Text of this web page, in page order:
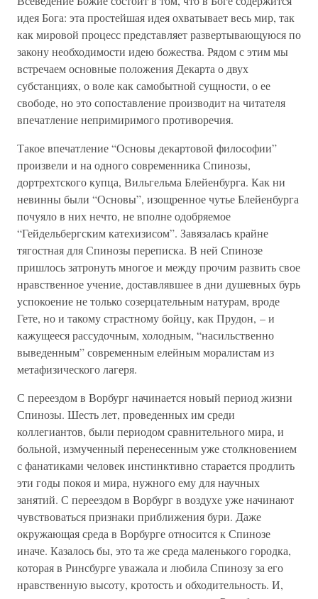
идея Бога: эта простейшая идея охватывает весь мир, так
как мировой процесс представляет развертывающуюся по
закону необходимости идею божества. Рядом с этим мы
встречаем основные положения Декарта о двух
субстанциях, о воле как самобытной сущности, о ее
свободе, но это сопоставление производит на читателя
впечатление непримиримого противоречия.
Такое впечатление “Основы декартовой философии”
произвели и на одного современника Спинозы,
дортрехтского купца, Вильгельма Блейенбурга. Как ни
невинны были “Основы”, изощренное чутье Блейенбурга
почуяло в них нечто, не вполне одобряемое
“Гейдельбергским катехизисом”. Завязалась крайне
тягостная для Спинозы переписка. В ней Спинозе
пришлось затронуть многое и между прочим развить свое
нравственное учение, доставлявшее в дни душевных бурь
успокоение не только созерцательным натурам, вроде
Гете, но и такому страстному бойцу, как Прудон, – и
кажущееся рассудочным, холодным, “насильственно
выведенным” современным елейным моралистам из
метафизического лагеря.
С переездом в Ворбург начинается новый период жизни
Спинозы. Шесть лет, проведенных им среди
коллегиантов, были периодом сравнительного мира, и
больной, измученный перенесенным уже столкновением
с фанатиками человек инстинктивно старается продлить
эти годы покоя и мира, нужного ему для научных
занятий. С переездом в Ворбург в воздухе уже начинают
чувствоваться признаки приближения бури. Даже
окружающая среда в Ворбурге относится к Спинозе
иначе. Казалось бы, это та же среда маленького городка,
которая в Ринсбурге уважала и любила Спинозу за его
нравственную высоту, кротость и обходительность. И,